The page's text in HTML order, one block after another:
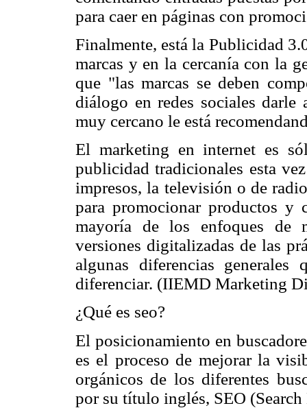
para caer en páginas con
Finalmente, está la Publicidad
marcas y en la cercanía con la
que "las marcas se deben
diálogo en redes sociales
muy cercano le está
El marketing en internet es
publicidad tradicionales esta
impresos, la televisión o de
para promocionar productos y
mayoría de los enfoques de
versiones digitalizadas de las
algunas diferencias
diferenciar. (IIEMD Marketing
¿Qué es seo?
El posicionamiento en
es el proceso de mejorar la
orgánicos de los diferentes
por su título inglés, SEO